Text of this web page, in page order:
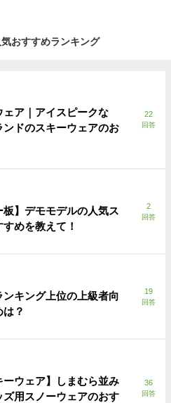
おすすめランキング
ェア｜アイスピークな
ンドのスキーウェアのお
22
回答
板】デモモデルの人気ス
めを教えて！
2
回答
ンキング上位の上級者向
？
19
回答
ーウェア】しまむら並み
ズ用スノーウェアのおす
36
回答